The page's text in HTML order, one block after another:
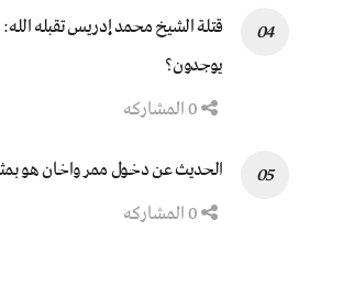
قتلة الشيخ محمد إدريس تقبله
يوجدون؟
الحديث عن دخول ممر واخان هو